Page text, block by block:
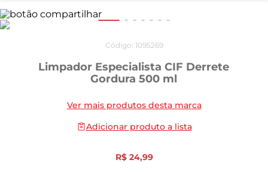
Código: 1095269
Limpador Especialista CIF Derrete
Gordura 500 ml
Ver mais produtos desta marca
Adicionar produto a lista
R$ 24,99